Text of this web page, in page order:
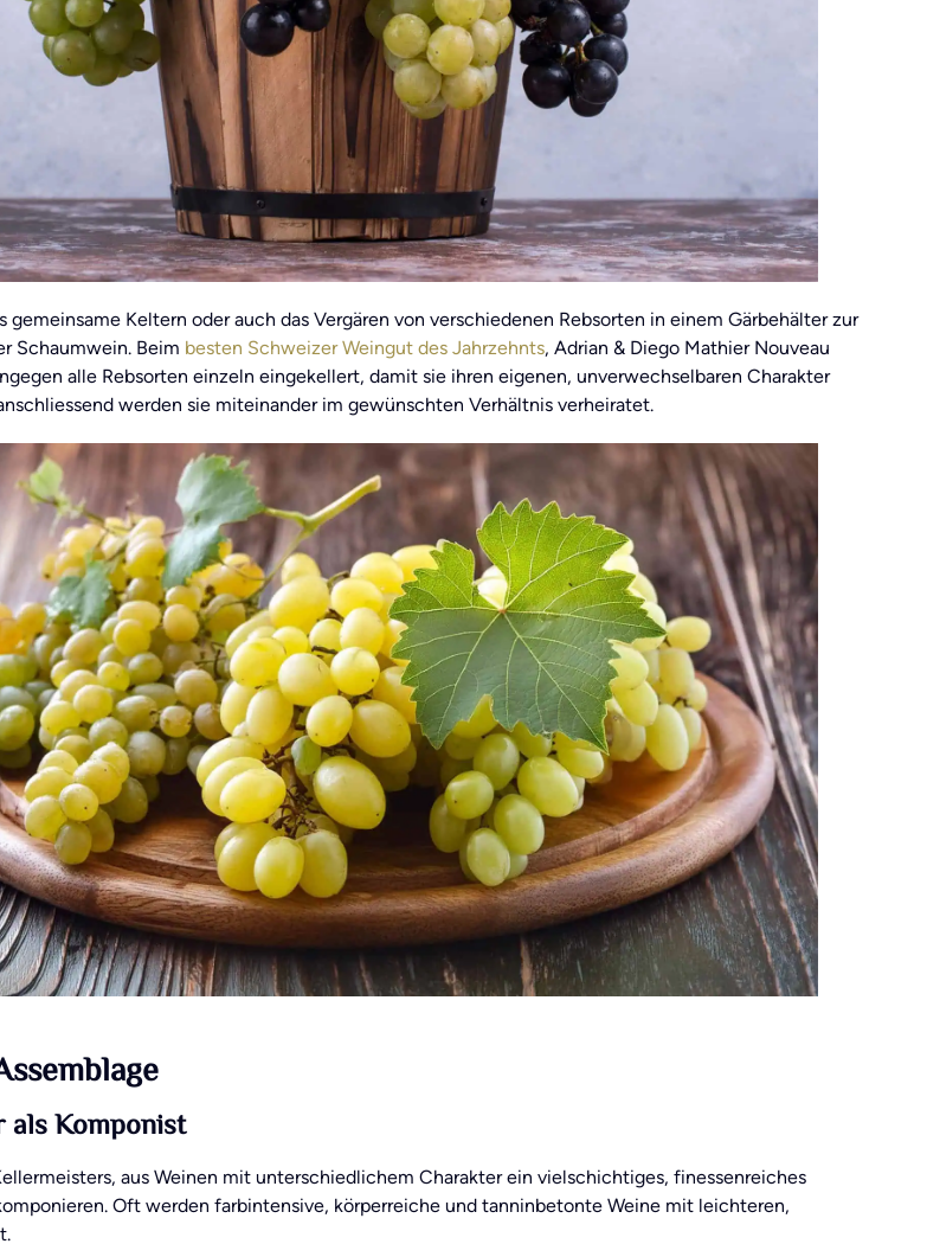
Keltern oder auch das Vergären von verschiedenen Rebsorten in einem Gärbehälter zur
Schaumwein. Beim besten Schweizer Weingut des Jahrzehnts, Adrian & Diego Mathier Nouveau
alle Rebsorten einzeln eingekellert, damit sie ihren eigenen, unverwechselbaren Charakter
werden sie miteinander im gewünschten Verhältnis verheiratet.
Komponist
aus Weinen mit unterschiedlichem Charakter ein vielschichtiges, finessenreiches
Oft werden farbintensive, körperreiche und tanninbetonte Weine mit leichteren,